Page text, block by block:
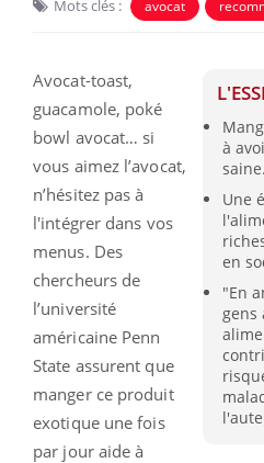
Mots clés : avocat
à
saine.
Une
en
"En
gens
Avocat-toast,
guacamole, poké
bowl avocat… si
vous aimez l’avocat,
n’hésitez pas à
l'intégrer dans vos
menus. Des
chercheurs de
l’université
américaine Penn
State assurent que
manger ce produit
exotique une fois
par jour aide à